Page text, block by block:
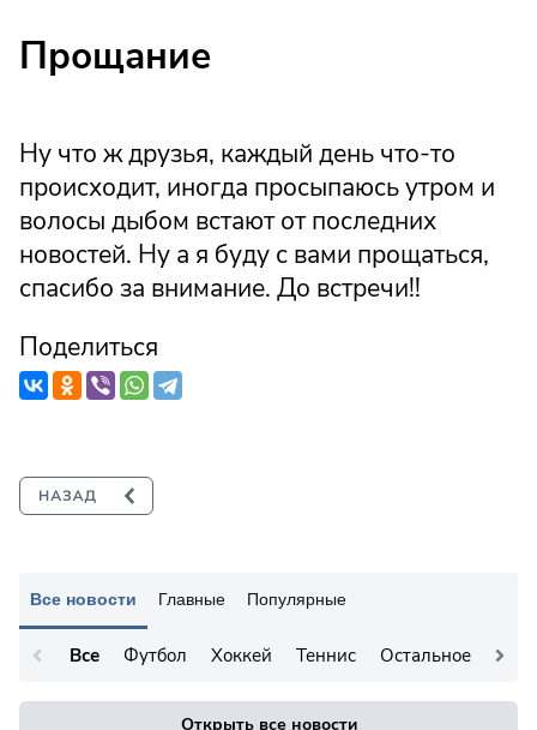
Все новости Главные Популярные
Все Футбол Хоккей Теннис Остальное
Открыть все новости
Прощание
Ну что ж друзья, каждый день что-то
происходит, иногда просыпаюсь утром и
волосы дыбом встают от последних
новостей. Ну а я буду с вами прощаться,
спасибо за внимание. До встречи!!
Поделиться